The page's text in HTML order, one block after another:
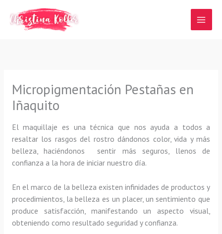
contenido
Micropigmentación Pestañas en
Iñaquito
El maquillaje es una técnica que nos ayuda a todos a
resaltar los rasgos del rostro dándonos color, vida y más
belleza, haciéndonos sentir más seguros, llenos de
confianza a la hora de iniciar nuestro día.
En el marco de la belleza existen infinidades de productos y
procedimientos, la belleza es un placer, un sentimiento que
produce satisfacción, manifestando un aspecto visual,
obteniendo como resultado seguridad y confianza.